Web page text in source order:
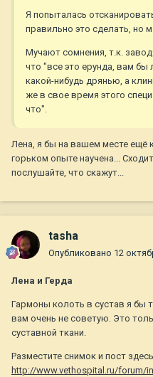
Я попыталась
правильно это сделать, но
Мучают сомнения, т.к.
что "все это ерунда, вам бы
какой-нибудь дрянью, а
же в свое время этого
что".
Лена, я бы на вашем месте ещё
горьком опыте научена...
послушайте, что скажут...
tasha
Опубликовано 12
Лена и Герда
Гармоны колоть в сустав я бы
вам очень не советую. Это
суставной ткани.
Разместите снимок и пост
http://www.vethospital.ru/forum/